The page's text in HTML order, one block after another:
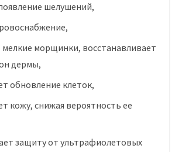
шелушений,
морщинки, восстанавливает
дермы,
обновление клеток,
кожу, снижая вероятность ее
защиту от ультрафиолетовых